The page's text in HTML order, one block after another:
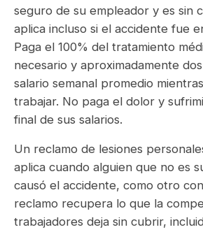
seguro de su empleador y es sin
aplica incluso si el accidente fue
Paga el 100% del tratamiento
necesario y aproximadamente
salario semanal promedio
trabajar. No paga el dolor y
final de sus salarios.
Un reclamo de lesiones
aplica cuando alguien que no es
causó el accidente, como otro
reclamo recupera lo que la
trabajadores deja sin cubrir,